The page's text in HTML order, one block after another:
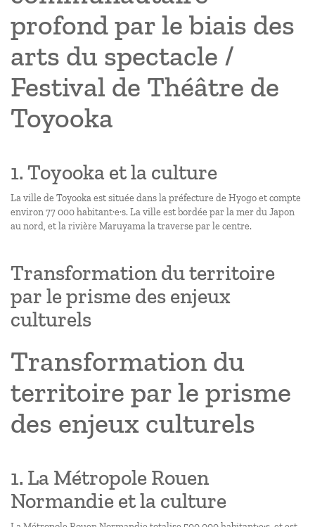
profond par le biais des
arts du spectacle /
Festival de Théâtre de
Toyooka
1. Toyooka et la culture
La ville de Toyooka est située dans la préfecture de Hyogo et compte
environ 77 000 habitant·e·s. La ville est bordée par la mer du Japon
au nord, et la rivière Maruyama la traverse par le centre.
Transformation du territoire
par le prisme des enjeux
culturels
Transformation du
territoire par le prisme
des enjeux culturels
1. La Métropole Rouen
Normandie et la culture